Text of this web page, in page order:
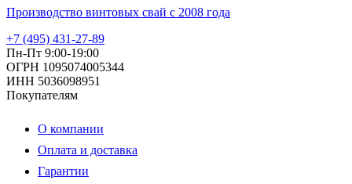
Производство винтовых свай с 2008 года
+7 (495) 431-27-89
Пн-Пт 9:00-19:00
ОГРН 1095074005344
ИНН 5036098951
Покупателям
О компании
Оплата и доставка
Гарантии